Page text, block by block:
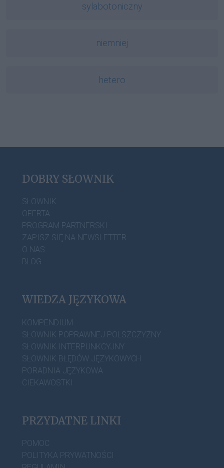
sylabotoniczny
niemniej
hetero
DOBRY SŁOWNIK
SŁOWNIK
OFERTA
PROGRAM PARTNERSKI
ZAPISZ SIĘ NA NEWSLETTER
O NAS
BLOG
WIEDZA JĘZYKOWA
KOMPENDIUM
SŁOWNIK POPRAWNEJ POLSZCZYZNY
SŁOWNIK INTERPUNKCYJNY
SŁOWNIK BŁĘDÓW JĘZYKOWYCH
PORADNIA JĘZYKOWA
CIEKAWOSTKI
PRZYDATNE LINKI
POMOC
POLITYKA PRYWATNOŚCI